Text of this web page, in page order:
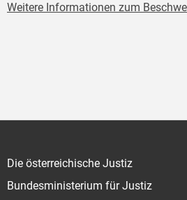
Weitere Informationen zum
Die österreichische Justiz
Bundesministerium für Justiz